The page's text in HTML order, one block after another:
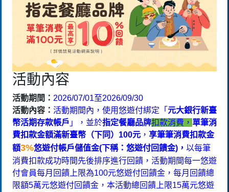
活動內容
活動期間： 2026/07/01至2026/09/30
活動內容： 活動期間內， 使用悠遊付綁定「 元大銀行新臺
幣活期存款帳戶 」，並於指定餐廳品牌扣款消費， 單筆消
費扣款金額滿新臺幣（下同） 100元 ， 享筆筆消費扣款金
額3%悠遊付帳戶儲值金(下稱：悠遊付回饋金)， 以每筆
消費扣款成功時間先後排序進行回饋，活動期間每一悠遊
付會員每月回饋上限為100元悠遊付回饋金，每月回饋總
限額5萬元悠遊付回饋金，本活動總回饋上限15萬元悠遊